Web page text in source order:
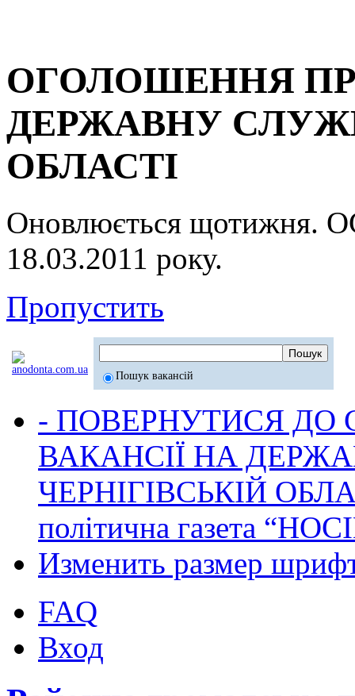
ОГОЛОШЕННЯ
ДЕРЖАВНУ
ОБЛАСТІ
Оновлюється
18.03.2011 року.
Пропустить
Пошук вакансій
- ПОВЕРНУТИСЯ ДО
ВАКАНСІЇ НА
ЧЕРНІГІВСЬКІЙ
політична газета
Изменить размер
FAQ
Вход